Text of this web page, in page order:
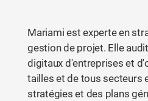
Mariami est experte en
gestion de projet. Elle
digitaux d'entreprises et
tailles et de tous secteurs
stratégies et des plans